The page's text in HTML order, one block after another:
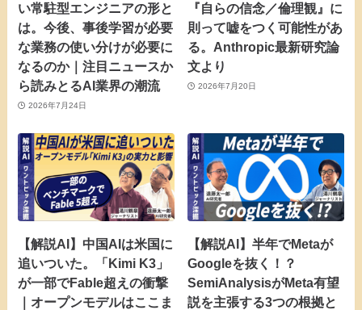
い常駐型エンジニアの形と
は。今後、事後学習が必要
な業務の使い分けが必要に
なるのか｜注目ニュースか
ら読みとるAI業界の潮流
2026年7月24日
『自らの信念／倫理観』に
則って嘘をつく可能性があ
る。Anthropic最新研究論
文より
2026年7月20日
【解説AI】中国AIは米国に
追いついた。「Kimi K3」
が一部でFable超えの衝撃
｜オープンモデルはここま
【解説AI】半年でMetaが
Googleを抜く！？
SemiAnalysisがMeta有望
説を主張する3つの根拠と